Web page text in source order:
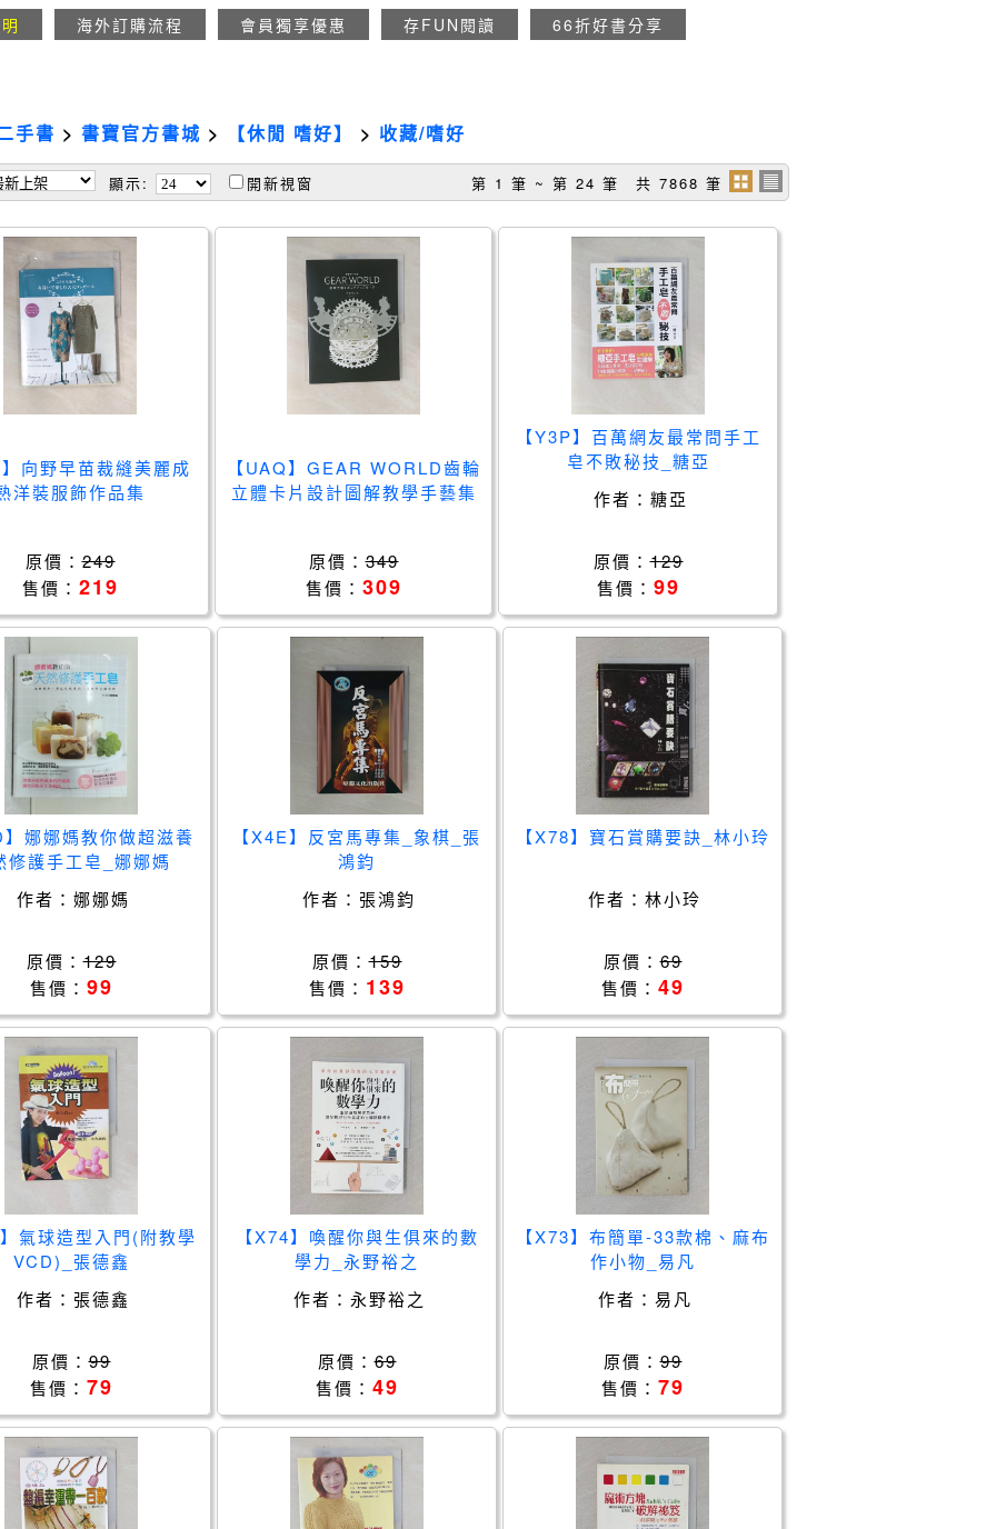
海外訂購流程 會員獨享優惠 存FUN閱讀 66折好書分享
手書 > 書寶官方書城 > 【休閒 嗜好】 > 收藏/嗜好
顯示: 開新視窗 第 1 筆 ~ 第 24 筆 共 7868 筆
】向野早苗裁縫美麗成
洋裝服飾作品集
原價：249
售價： 219
【UAQ】GEAR WORLD齒輪
立體卡片設計圖解教學手藝集
原價：349
售價： 309
【Y3P】百萬網友最常問手工
皂不敗秘技_糖亞
作者： 糖亞
原價：129
售價： 99
】娜娜媽教你做超滋養
修護手工皂_娜娜媽
作者： 娜娜媽
原價：129
售價： 99
【X4E】反宮馬專集_象棋_張
鴻鈞
作者： 張鴻鈞
原價：159
售價： 139
【X78】寶石賞購要訣_林小玲
作者： 林小玲
原價：69
售價： 49
】氣球造型入門(附教學
VCD)_張德鑫
作者： 張德鑫
原價：99
售價： 79
【X74】喚醒你與生俱來的數
學力_永野裕之
作者： 永野裕之
原價：69
售價： 49
【X73】布簡單-33款棉、麻布
作小物_易凡
作者： 易凡
原價：99
售價： 79